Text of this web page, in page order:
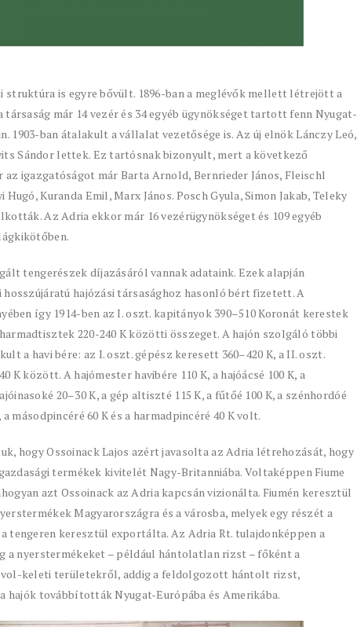
struktúra is egyre bővült. 1896-ban a meglévők mellett létrejött a
már 14 vezér és 34 egyéb ügynökséget tartott fenn Nyugat-
1903-ban átalakult a vállalat vezetősége is. Az új elnök Lánczy Leó,
Sándor lettek. Ez tartósnak bizonyult, mert a következő
igazgatóságot már Barta Arnold, Bernrieder János, Fleischl
Kuranda Emil, Marx János. Posch Gyula, Simon Jakab, Teleky
Az Adria ekkor már 16 vezérügynökséget és 109 egyéb
tengerészek díjazásáról vannak adataink. Ezek alapján
hajózási társasághoz hasonló bért fizetett. A
így 1914-ben az I. oszt. kapitányok 390–510 Koronát kerestek
220-240 K közötti összeget. A hajón szolgáló többi
a havi bére: az I. oszt. gépész keresett 360–420 K, a II. oszt.
K között. A hajómester havibére 110 K, a hajóácsé 100 K, a
20–30 K, a gép altiszté 115 K, a fűtőé 100 K, a szénhordóé
másodpincéré 60 K és a harmadpincéré 40 K volt.
hogy Ossoinack Lajos azért javasolta az Adria létrehozását, hogy
termékek kivitelét Nagy-Britanniába. Voltaképpen Fiume
azt Ossoinack az Adria kapcsán vizionálta. Fiumén keresztül
Magyarországra és a városba, melyek egy részét a
tengeren keresztül exportálta. Az Adria Rt. tulajdonképpen a
nyerstermékeket – például hántolatlan rizst – főként a
keleti területekről, addig a feldolgozott hántolt rizst,
továbbították Nyugat-Európába és Amerikába.